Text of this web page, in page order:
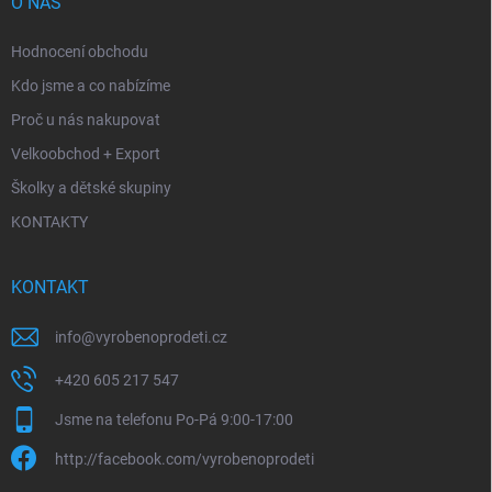
Hodnocení obchodu
Kdo jsme a co nabízíme
Proč u nás nakupovat
Velkoobchod + Export
Školky a dětské skupiny
KONTAKTY
KONTAKT
info@vyrobenoprodeti.cz
+420 605 217 547
Jsme na telefonu Po-Pá 9:00-17:00
http://facebook.com/vyrobenoprodeti